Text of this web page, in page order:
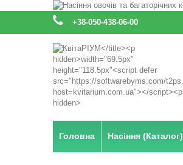
: +38-050-438-06-00
Головна Насіння (Каталог)